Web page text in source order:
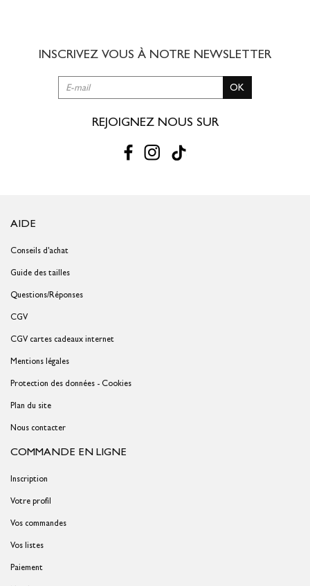
RETOUR SIMPLE SOUS 30 JOURS :
Vous avez changé d'avis ?
Retournez vos achats gratuitement en
livraison/retour disponible dans votre compte client (rubrique "Mes
Gagnez du temps en échangeant votre produit
INSCRIVEZ VOUS À NOTRE NEWSLETTER
OK
REJOIGNEZ NOUS SUR
AIDE
Conseils d'achat
Guide des tailles
Questions/Réponses
CGV
CGV cartes cadeaux internet
Mentions légales
Protection des données - Cookies
Plan du site
Nous contacter
COMMANDE EN LIGNE
Inscription
Votre profil
Vos commandes
Vos listes
Paiement